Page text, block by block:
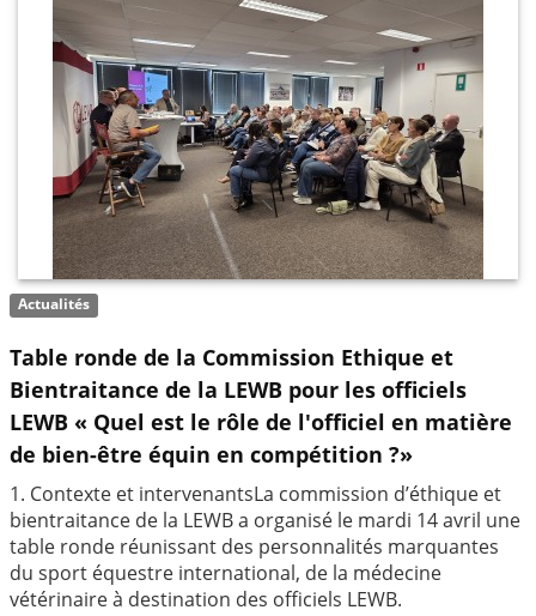
Actualités
Table ronde de la Commission Ethique et
Bientraitance de la LEWB pour les officiels
LEWB « Quel est le rôle de l'officiel en matière
de bien-être équin en compétition ?»
1. Contexte et intervenantsLa commission d’éthique et
bientraitance de la LEWB a organisé le mardi 14 avril une
table ronde réunissant des personnalités marquantes
du sport équestre international, de la médecine
vétérinaire à destination des officiels LEWB.